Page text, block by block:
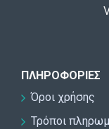
ΠΛΗΡΟΦΟΡΊΕΣ
Όροι χρήσης
Τρόποι